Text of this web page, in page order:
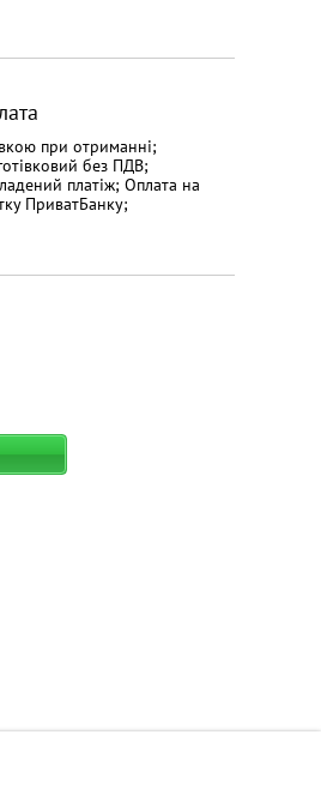
при отриманні;
без ПДВ;
платіж; Оплата на
ПриватБанку;